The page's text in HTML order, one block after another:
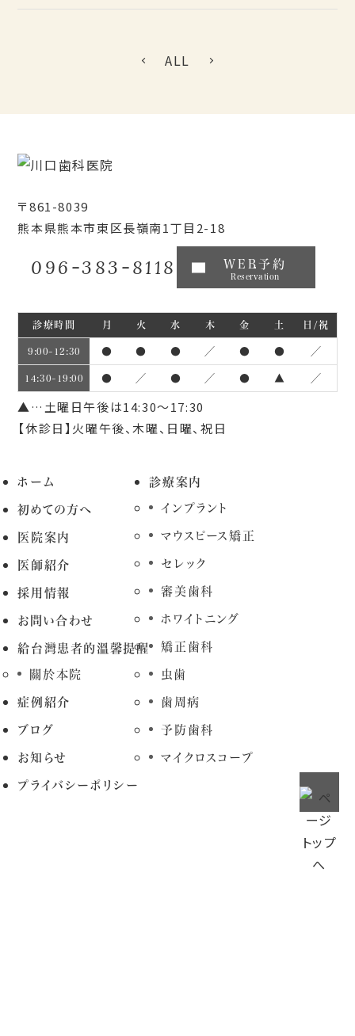
ALL
〒861-8039
熊本県熊本市東区長嶺南1丁目2-18
096-383-8118 WEB予約
Reservation
診療時間 月 火 水 木 金 土 日/祝
9:00~12:30 ● ● ● ／ ● ● ／
14:30~19:00 ● ／ ● ／ ● ▲ ／
▲…土曜日午後は14:30～17:30
【休診日】火曜午後、木曜、日曜、祝日
ホーム
初めての方へ
医院案内
医師紹介
採用情報
お問い合わせ
給台灣患者的溫馨提醒
關於本院
症例紹介
ブログ
お知らせ
プライバシーポリシー
診療案内
インプラント
マウスピース矯正
セレック
審美歯科
ホワイトニング
矯正歯科
虫歯
歯周病
予防歯科
マイクロスコープ